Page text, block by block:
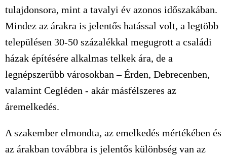
tulajdonsora, mint a tavalyi év azonos időszakában.
Mindez az árakra is jelentős hatással volt, a legtöbb
településen 30-50 százalékkal megugrott a családi
házak építésére alkalmas telkek ára, de a
legnépszerűbb városokban – Érden, Debrecenben,
valamint Cegléden - akár másfélszeres az
áremelkedés.
A szakember elmondta, az emelkedés mértékében és
az árakban továbbra is jelentős különbség van az